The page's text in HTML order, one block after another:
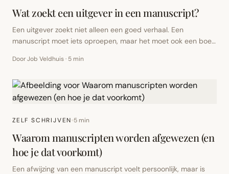
Wat zoekt een uitgever in een manuscript?
Een uitgever zoekt niet alleen een goed verhaal. Een
manuscript moet iets oproepen, maar het moet ook een boek
betekent niet dat elk boek makkelijk verkoopbaar moet zijn.
doet.
Door Job Veldhuis· 5 min
ZELF SCHRIJVEN 5 min
Waarom manuscripten worden afgewezen (en
hoe je dat voorkomt)
Een afwijzing van een manuscript voelt persoonlijk, maar is